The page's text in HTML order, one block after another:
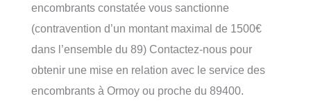
encombrants constatée vous sanctionne
(contravention d’un montant maximal de 1500€
dans l’ensemble du 89) Contactez-nous pour
obtenir une mise en relation avec le service des
encombrants à Ormoy ou proche du 89400.